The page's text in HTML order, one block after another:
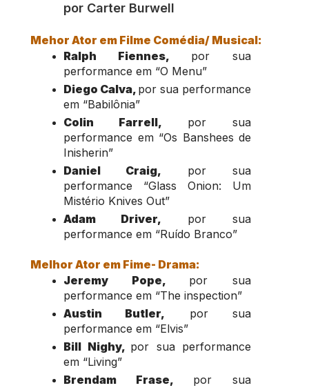
por Carter Burwell
Mehor Ator em Filme Comédia/ Musical:
Ralph Fiennes, por sua
performance em “O Menu”
Diego Calva, por sua performance
em “Babilônia”
Colin Farrell, por sua
performance em “Os Banshees de
Inisherin”
Daniel Craig, por sua
performance “Glass Onion: Um
Mistério Knives Out”
Adam Driver, por sua
performance em “Ruído Branco”
Melhor Ator em Fime- Drama:
Jeremy Pope, por sua
performance em “The inspection”
Austin Butler, por sua
performance em “Elvis”
Bill Nighy, por sua performance
em “Living”
Brendam Frase, por sua